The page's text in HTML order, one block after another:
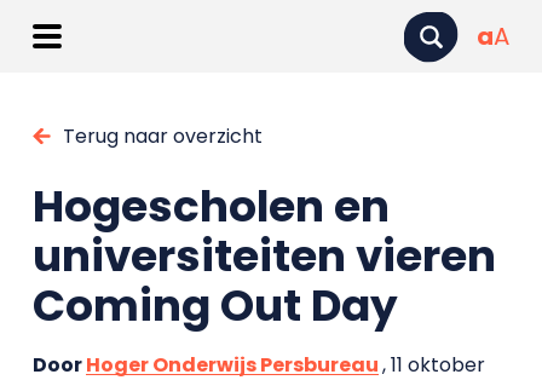
aA
Terug naar overzicht
Hogescholen en
universiteiten vieren
Coming Out Day
DoorHoger Onderwijs Persbureau, 11 oktober